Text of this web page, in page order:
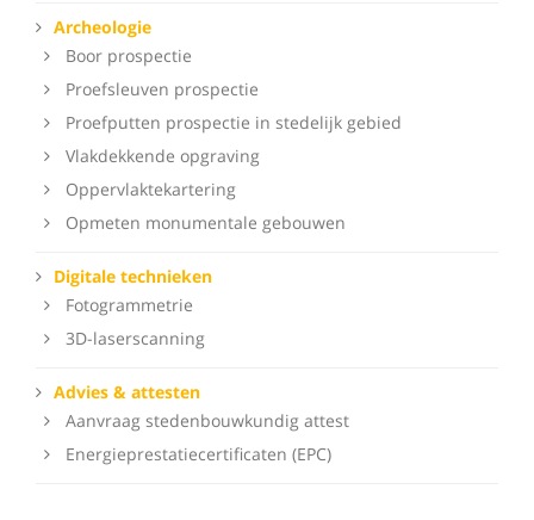
Archeologie
Boor prospectie
Proefsleuven prospectie
Proefputten prospectie in stedelijk gebied
Vlakdekkende opgraving
Oppervlaktekartering
Opmeten monumentale gebouwen
Digitale technieken
Fotogrammetrie
3D-laserscanning
Advies & attesten
Aanvraag stedenbouwkundig attest
Energieprestatiecertificaten (EPC)